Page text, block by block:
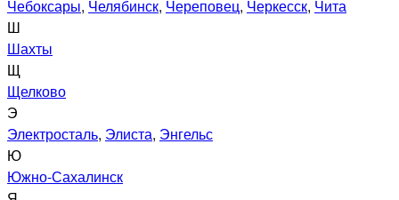
Чебоксары, Челябинск, Череповец, Черкесск, Чита
Ш
Шахты
Щ
Щелково
Э
Электросталь, Элиста, Энгельс
Ю
Южно-Сахалинск